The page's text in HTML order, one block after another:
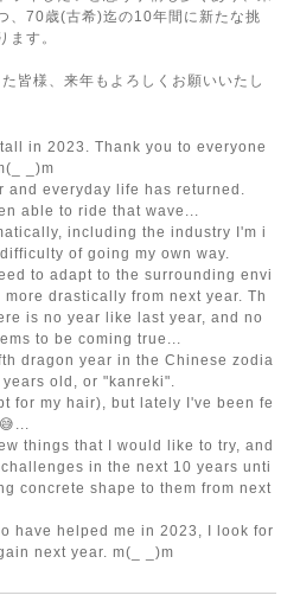
、70歳(古希)迄の10年間に新たな挑
ます。
皆様、来年もよろしくお願いいたし
in 2023. Thank you to everyone
_)m
and everyday life has returned.
able to ride that wave...
including the industry I'm i
of going my own way.
to adapt to the surrounding envi
drastically from next year. Th
is no year like last year, and no
to be coming true...
dragon year in the Chinese zodia
old, or "kanreki".
for my hair), but lately I've been fe
things that I would like to try, and
in the next 10 years unti
concrete shape to them from next
have helped me in 2023, I look for
next year. m(_ _)m